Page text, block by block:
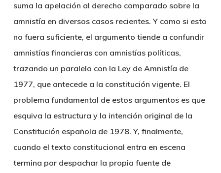
suma la apelación al derecho comparado sobre la
amnistía en diversos casos recientes. Y como si esto
no fuera suficiente, el argumento tiende a confundir
amnistías financieras con amnistías políticas,
trazando un paralelo con la Ley de Amnistía de
1977, que antecede a la constitución vigente. El
problema fundamental de estos argumentos es que
esquiva la estructura y la intención original de la
Constitución española de 1978. Y, finalmente,
cuando el texto constitucional entra en escena
termina por despachar la propia fuente de